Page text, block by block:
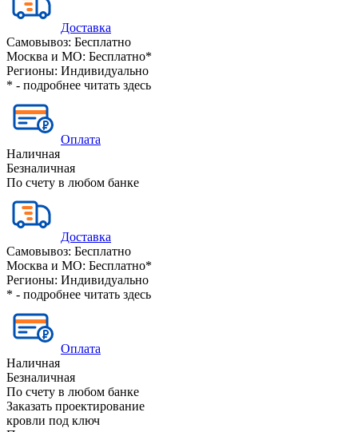
Доставка
Самовывоз: Бесплатно
Москва и МО: Бесплатно*
Регионы: Индивидуально
* - подробнее читать здесь
Оплата
Наличная
Безналичная
По счету в любом банке
Доставка
Самовывоз: Бесплатно
Москва и МО: Бесплатно*
Регионы: Индивидуально
* - подробнее читать здесь
Оплата
Наличная
Безналичная
По счету в любом банке
Заказать проектирование
кровли под ключ